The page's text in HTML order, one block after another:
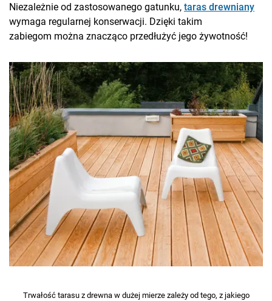
Niezależnie od zastosowanego gatunku, taras drewniany
wymaga regularnej konserwacji. Dzięki takim
zabiegom można znacząco przedłużyć jego żywotność!
Trwałość tarasu z drewna w dużej mierze zależy od tego, z jakiego